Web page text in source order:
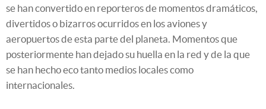
se han convertido en reporteros de momentos dramáticos,
divertidos o bizarros ocurridos en los aviones y
aeropuertos de esta parte del planeta. Momentos que
posteriormente han dejado su huella en la red y de la que
se han hecho eco tanto medios locales como
internacionales.